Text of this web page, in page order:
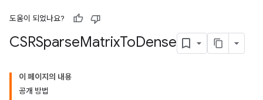
도움이 되었나요?
CSRSparseMatrixToDense
이 페이지의 내용
공개 방법